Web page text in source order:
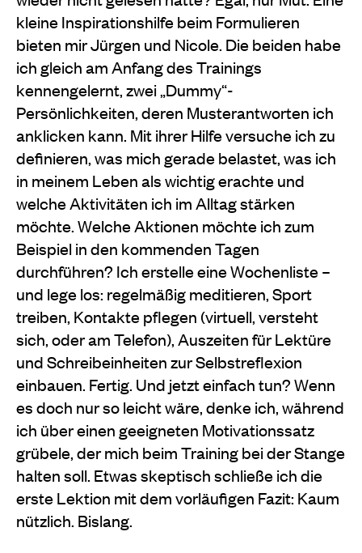
kleine Inspirationshilfe beim Formulieren
bieten mir Jürgen und Nicole. Die beiden habe
ich gleich am Anfang des Trainings
kennengelernt, zwei „Dummy“-
Persönlichkeiten, deren Musterantworten ich
anklicken kann. Mit ihrer Hilfe versuche ich zu
definieren, was mich gerade belastet, was ich
in meinem Leben als wichtig erachte und
welche Aktivitäten ich im Alltag stärken
möchte. Welche Aktionen möchte ich zum
Beispiel in den kommenden Tagen
durchführen? Ich erstelle eine Wochenliste –
und lege los: regelmäßig meditieren, Sport
treiben, Kontakte pflegen (virtuell, versteht
sich, oder am Telefon), Auszeiten für Lektüre
und Schreibeinheiten zur Selbstreflexion
einbauen. Fertig. Und jetzt einfach tun? Wenn
es doch nur so leicht wäre, denke ich, während
ich über einen geeigneten Motivationssatz
grübele, der mich beim Training bei der Stange
halten soll. Etwas skeptisch schließe ich die
erste Lektion mit dem vorläufigen Fazit: Kaum
nützlich. Bislang.